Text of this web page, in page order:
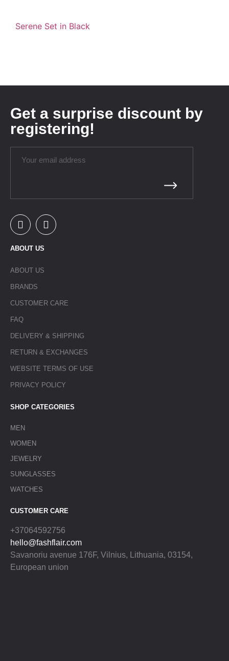
Serene Set in Black
Get a surprise discount by
registering!
ABOUT US
ABOUT US
BRANDS
CUSTOMER CARE
FAQ
DELIVERY & SHIPPING
RETURN & EXCHANGES
WEBSITE TERMS OF USE
PRIVACY POLICY
SHOP CATEGORIES
MEN
WOMEN
JEWELRY
SUNGLASSES
WATCHES
CUSTOMER CARE
+37064592756
hello@fashflair.com
Savanoriu avenue 176F, Vilnius, Lithuania, 03154,
European union